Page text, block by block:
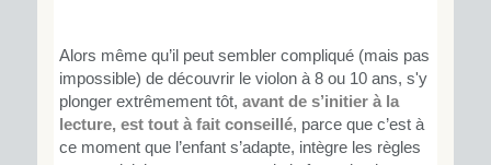
Alors même qu’il peut sembler compliqué (mais pas
impossible) de découvrir le violon à 8 ou 10 ans, s'y
plonger extrêmement tôt, avant de s’initier à la
lecture, est tout à fait conseillé, parce que c’est à
ce moment que l’enfant s’adapte, intègre les règles